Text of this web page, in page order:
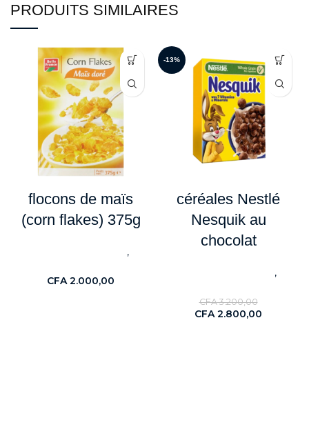
PRODUITS SIMILAIRES
flocons de maïs
(corn flakes) 375g
,
CFA2.000,00
-13%
céréales Nestlé
Nesquik au
chocolat
,
CFA3.200,00
CFA2.800,00